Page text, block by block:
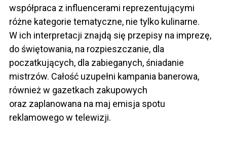
współpraca z influencerami reprezentującymi
różne kategorie tematyczne, nie tylko kulinarne.
W ich interpretacji znajdą się przepisy na imprezę,
do świętowania, na rozpieszczanie, dla
poczatkujących, dla zabieganych, śniadanie
mistrzów. Całość uzupełni kampania banerowa,
również w gazetkach zakupowych
oraz zaplanowana na maj emisja spotu
reklamowego w telewizji.